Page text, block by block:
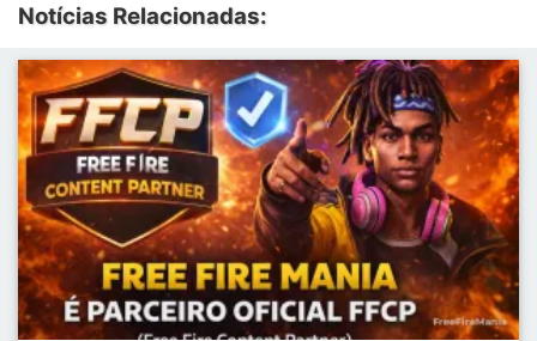
Notícias Relacionadas: